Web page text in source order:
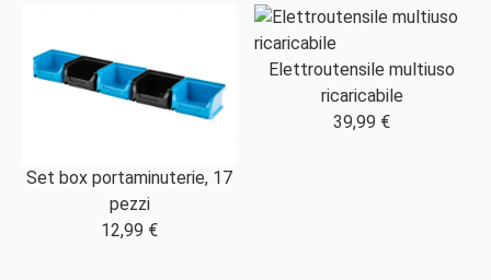
Set box portaminuterie, 17
pezzi
12,99 €
Elettroutensile multiuso
ricaricabile
39,99 €